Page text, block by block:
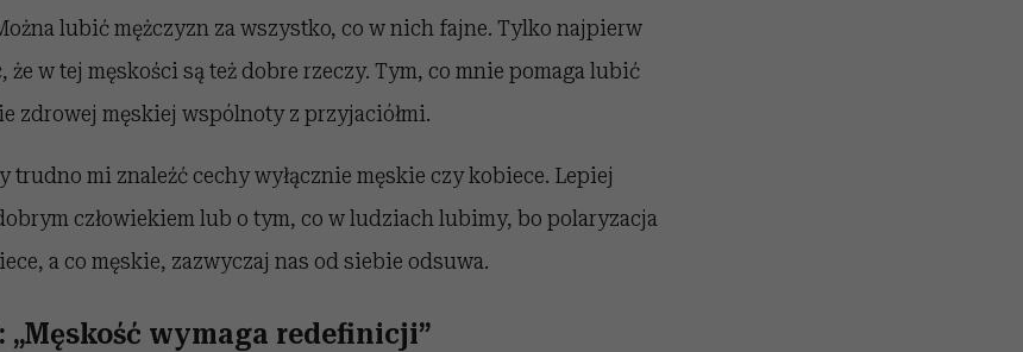
lubić mężczyzn za wszystko, co w nich fajne. Tylko najpierw
że w tej męskości są też dobre rzeczy. Tym, co mnie pomaga lubić
zdrowej męskiej wspólnoty z przyjaciółmi.
trudno mi znaleźć cechy wyłącznie męskie czy kobiece. Lepiej
człowiekiem lub o tym, co w ludziach lubimy, bo polaryzacja
a co męskie, zazwyczaj nas od siebie odsuwa.
„Męskość wymaga redefinicji”